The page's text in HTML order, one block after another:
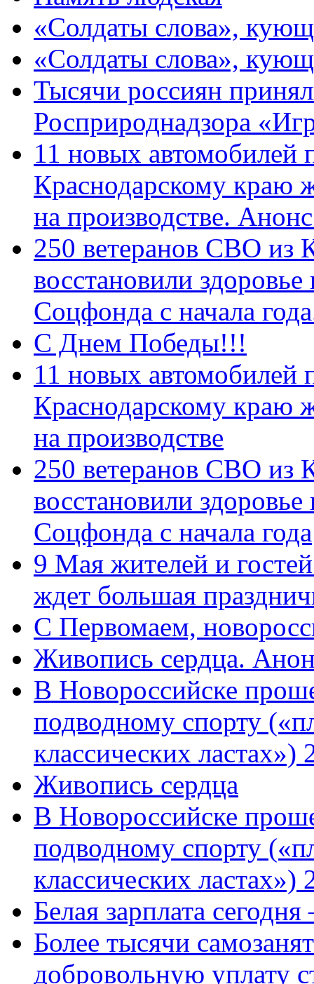
«Солдаты слова»,
«Солдаты слова»,
Тысячи россиян
Росприроднадзора
11 новых автомобилей
Краснодарскому краю
на производстве.
250 ветеранов СВО из
восстановили
Соцфонда с начала
С Днем Победы!!!
11 новых автомобилей
Краснодарскому краю
на производстве
250 ветеранов СВО из
восстановили
Соцфонда с начала года
9 Мая жителей и
ждет большая
C Первомаем,
Живопись сердца.
В Новороссийске
подводному спорту
классических
Живопись сердца
В Новороссийске
подводному спорту
классических ластах»)
Белая зарплата
Более тысячи
добровольную уплату